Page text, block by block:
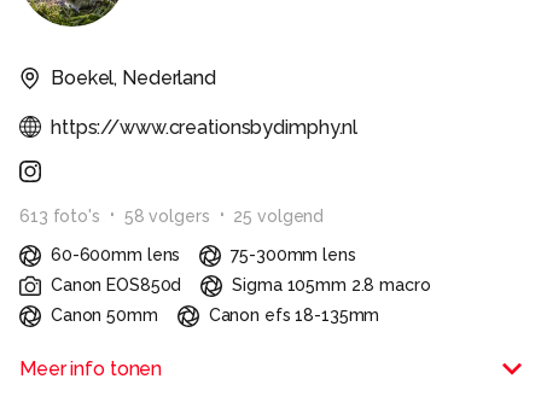
Boekel, Nederland
https://www.creationsbydimphy.nl
613 foto's 58 volgers 25 volgend
60-600mm lens
75-300mm lens
Canon EOS850d
Sigma 105mm 2.8 macro
Canon 50mm
Canon efs 18-135mm
Leuk dat je mijn pagina hier bezoekt. Ik ben een
Meer info tonen